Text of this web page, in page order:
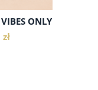
ONLY